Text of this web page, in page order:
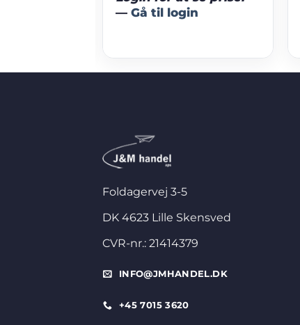
— Gå til login
Foldagervej 3-5
DK 4623 Lille Skensved
CVR-nr.: 21414379
INFO@JMHANDEL.DK
+45 7015 3620